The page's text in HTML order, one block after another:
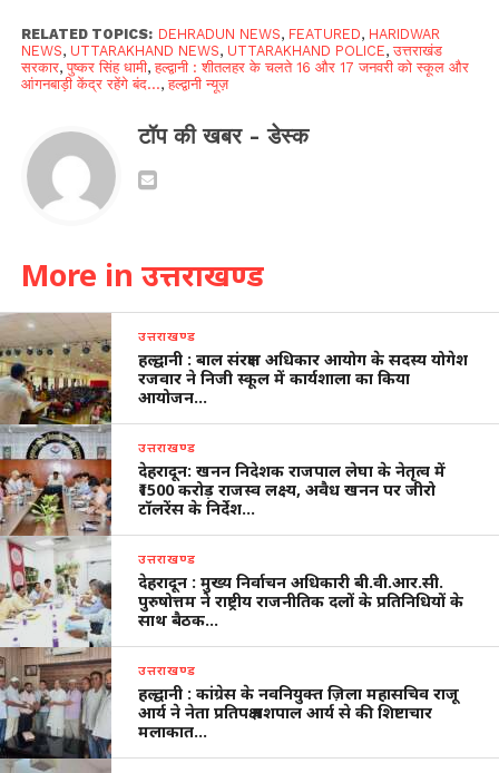
RELATED TOPICS: DEHRADUN NEWS, FEATURED, HARIDWAR
NEWS, UTTARAKHAND NEWS, UTTARAKHAND POLICE,उत्तराखंड
सरकार,पुष्कर सिंह धामी,हल्द्वानी : शीतलहर के चलते 16 और 17 जनवरी को स्कूल और
आंगनबाड़ी केंद्र रहेंगे बंद...,हल्द्वानी न्यूज़
टॉप की खबर - डेस्क
More in उत्तराखण्ड
उत्तराखण्ड
हल्द्वानी : बाल संरक्षण अधिकार आयोग के सदस्य योगेश
रजवार ने निजी स्कूल में कार्यशाला का किया
आयोजन…
उत्तराखण्ड
देहरादून: खनन निदेशक राजपाल लेघा के नेतृत्व में
₹1500 करोड़ राजस्व लक्ष्य, अवैध खनन पर जीरो
टॉलरेंस के निर्देश…
उत्तराखण्ड
देहरादून : मुख्य निर्वाचन अधिकारी बी.वी.आर.सी.
पुरुषोत्तम ने राष्ट्रीय राजनीतिक दलों के प्रतिनिधियों के
साथ बैठक…
उत्तराखण्ड
हल्द्वानी : कांग्रेस के नवनियुक्त ज़िला महासचिव राजू
आर्य ने नेता प्रतिपक्ष यशपाल आर्य से की शिष्टाचार
मलाकात…